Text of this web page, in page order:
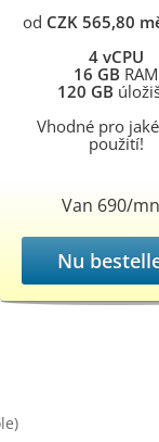
od CZK 565,80
4 vCPU
16 GB RAM
120 GB
Vhodné pro
použití!
Van 690/
Nu